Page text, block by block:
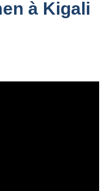
à Kigali